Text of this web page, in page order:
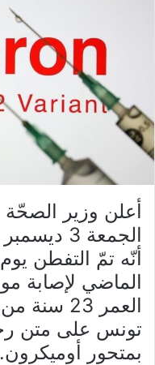
أعلن وزير
أنّه تمّ التفطن يوم
الماضي لإصابة
العمر 23
تونس على متن
بمتحور أوميكرون.